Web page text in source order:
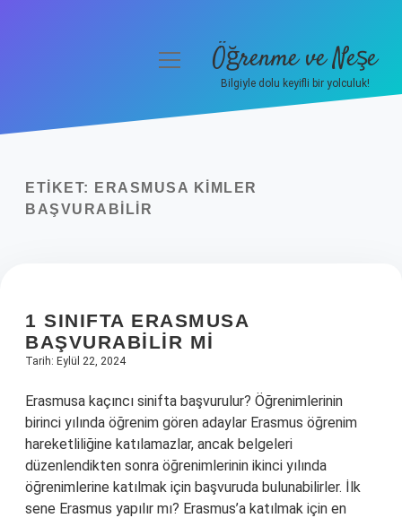
Yasal Uyarı
menüyüÖğrenme ve Neşe
Bilgiyle dolu keyifli bir yolculuk!
ETIKET:
ERASMUSA KIMLER
BAŞVURABILIR
1 SINIFTA ERASMUSA
BAŞVURABILIR MI
Tarih: Eylül 22, 2024
Erasmusa kaçıncı sinifta başvurulur? Öğrenimlerinin
birinci yılında öğrenim gören adaylar Erasmus öğrenim
hareketliliğine katılamazlar, ancak belgeleri
düzenlendikten sonra öğrenimlerinin ikinci yılında
öğrenimlerine katılmak için başvuruda bulunabilirler. İlk
sene Erasmus yapılır mı? Erasmus’a katılmak için en